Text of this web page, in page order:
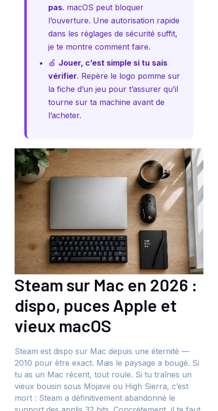
pas. macOS peut bloquer
l’ouverture. Une autorisation rapide
dans les réglages de sécurité suffit,
je te montre comment faire.
🍏 Jouer, c’est simple si tu sais
vérifier. Repère le logo pomme sur
la fiche d’un jeu pour t’assurer qu’il
tourne sur ta machine avant de
l’acheter.
Steam sur Mac en 2026 :
dispo, puces Apple et
vieux macOS
Steam est dispo sur Mac depuis une éternité —
2010 pour être exact. Mais le paysage a bougé. Si
tu as un Mac récent, tout roule. Si tu traînes un
vieux bousin sous Mojave ou High Sierra, c’est
mort : Steam a définitivement abandonné le